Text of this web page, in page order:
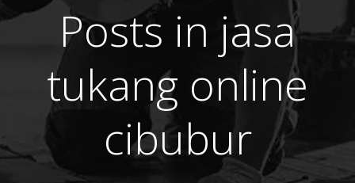
Posts in jasa
tukang online
cibubur